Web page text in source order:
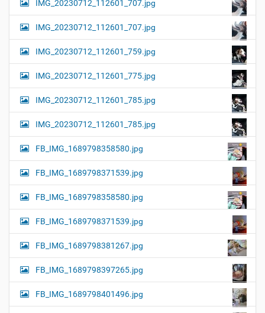
IMG_20230712_112601_707.jpg
IMG_20230712_112601_707.jpg
IMG_20230712_112601_759.jpg
IMG_20230712_112601_775.jpg
IMG_20230712_112601_785.jpg
IMG_20230712_112601_785.jpg
FB_IMG_1689798358580.jpg
FB_IMG_1689798371539.jpg
FB_IMG_1689798358580.jpg
FB_IMG_1689798371539.jpg
FB_IMG_1689798381267.jpg
FB_IMG_1689798397265.jpg
FB_IMG_1689798401496.jpg